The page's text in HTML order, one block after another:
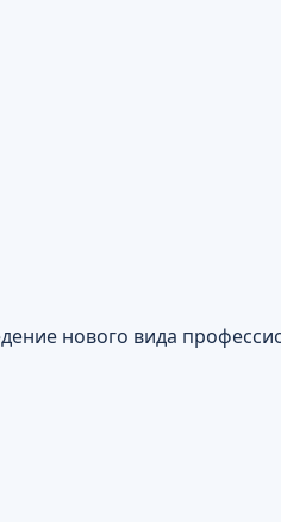
нового вида